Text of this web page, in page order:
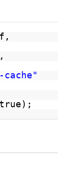
,
cache"